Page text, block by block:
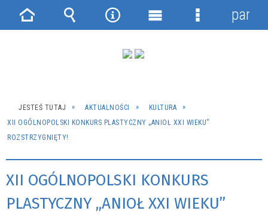
JESTEŚ TUTAJ AKTUALNOŚCI
KULTURA
XII OGÓLNOPOLSKI KONKURS PLASTYCZNY „ANIOŁ XXI WIEKU”
ROZSTRZYGNIĘTY!
XII OGÓLNOPOLSKI KONKURS
PLASTYCZNY „ANIOŁ XXI WIEKU”
Strona Wyszukiwarka
NarzędziaMenu
Menu
panel